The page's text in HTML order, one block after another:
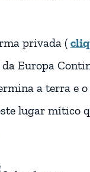
privada (
Europa
a terra e
lugar mítico